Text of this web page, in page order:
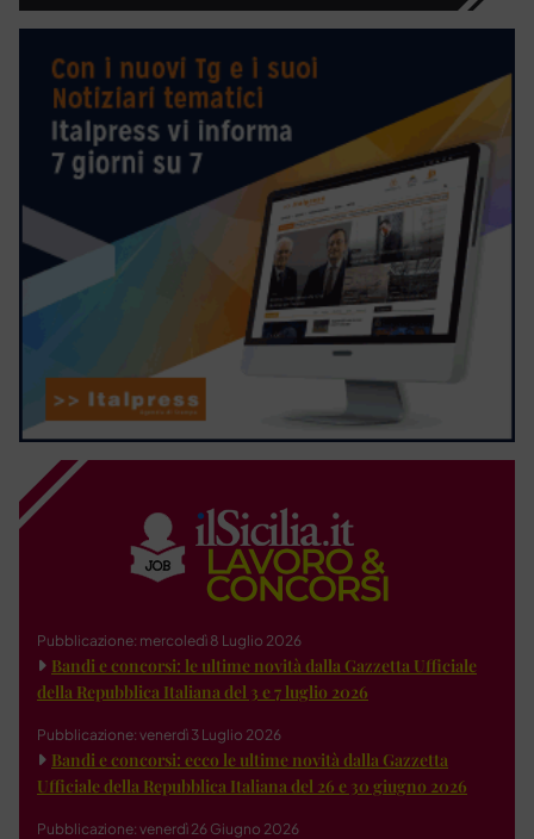
Pubblicazione: mercoledì 8 Luglio 2026
Bandi e concorsi: le ultime novità dalla Gazzetta Ufficiale
della Repubblica Italiana del 3 e 7 luglio 2026
Pubblicazione: venerdì 3 Luglio 2026
Bandi e concorsi: ecco le ultime novità dalla Gazzetta
Ufficiale della Repubblica Italiana del 26 e 30 giugno 2026
Pubblicazione: venerdì 26 Giugno 2026